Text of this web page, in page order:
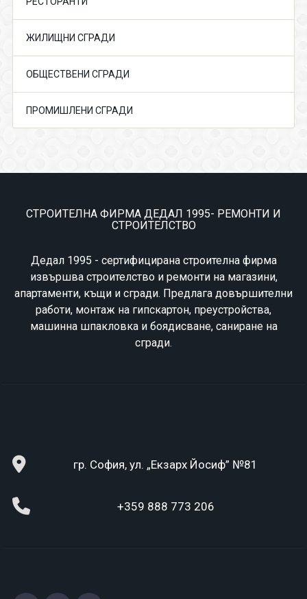
ЖИЛИЩНИ СГРАДИ
ОБЩЕСТВЕНИ СГРАДИ
ПРОМИШЛЕНИ СГРАДИ
СТРОИТЕЛНА ФИРМА ДЕДАЛ 1995- РЕМОНТИ И
СТРОИТЕЛСТВО
Дедал 1995 - сертифицирана строителна фирма
извършва строителство и ремонти на магазини,
апартаменти, къщи и сгради. Предлага довършителни
работи, монтаж на гипскартон, преустройства,
машинна шпакловка и боядисване, саниране на
сгради.
гр. София, ул. „Екзарх Йосиф” №81
+359 888 773 206